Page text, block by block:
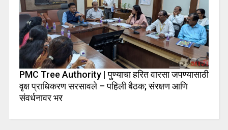
PMC Tree Authority | पुण्याचा हरित वारसा जपण्यासाठी
वृक्ष प्राधिकरण सरसावले – पहिली बैठक; संरक्षण आणि
संवर्धनावर भर